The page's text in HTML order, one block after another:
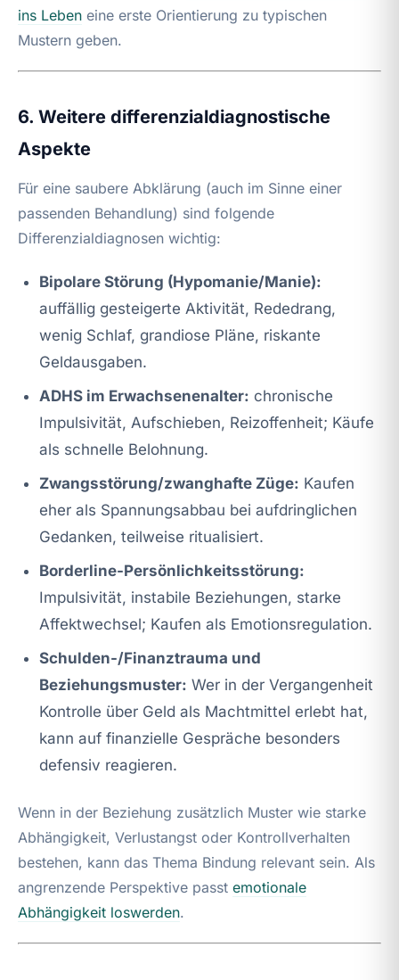
ins Leben eine erste Orientierung zu typischen
Mustern geben.
6. Weitere differenzialdiagnostische
Aspekte
Für eine saubere Abklärung (auch im Sinne einer
passenden Behandlung) sind folgende
Differenzialdiagnosen wichtig:
Bipolare Störung (Hypomanie/Manie):
auffällig gesteigerte Aktivität, Rededrang,
wenig Schlaf, grandiose Pläne, riskante
Geldausgaben.
ADHS im Erwachsenenalter: chronische
Impulsivität, Aufschieben, Reizoffenheit; Käufe
als schnelle Belohnung.
Zwangsstörung/zwanghafte Züge: Kaufen
eher als Spannungsabbau bei aufdringlichen
Gedanken, teilweise ritualisiert.
Borderline-Persönlichkeitsstörung:
Impulsivität, instabile Beziehungen, starke
Affektwechsel; Kaufen als Emotionsregulation.
Schulden-/Finanztrauma und
Beziehungsmuster: Wer in der Vergangenheit
Kontrolle über Geld als Machtmittel erlebt hat,
kann auf finanzielle Gespräche besonders
defensiv reagieren.
Wenn in der Beziehung zusätzlich Muster wie starke
Abhängigkeit, Verlustangst oder Kontrollverhalten
bestehen, kann das Thema Bindung relevant sein. Als
angrenzende Perspektive passt emotionale
Abhängigkeit loswerden.